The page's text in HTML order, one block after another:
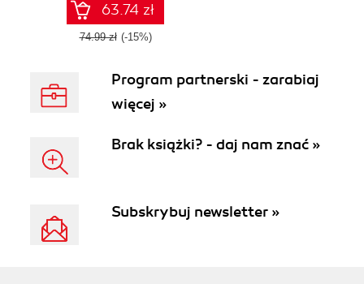
63.74 zł
74.99 zł (-15%)
Program partnerski - zarabiaj
więcej »
Brak książki? - daj nam znać »
Subskrybuj newsletter »